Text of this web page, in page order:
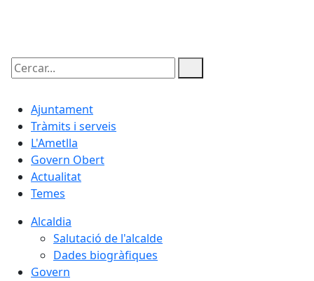
Cercar:
Ajuntament
Tràmits i serveis
L'Ametlla
Govern Obert
Actualitat
Temes
Alcaldia
Salutació de l'alcalde
Dades biogràfiques
Govern